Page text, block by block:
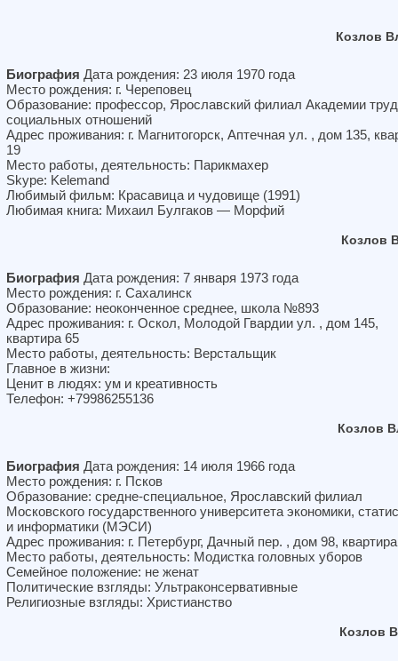
Козлов
Биография Дата рождения: 23 июля 1970 года
Место рождения: г. Череповец
Образование: профессор, Ярославский филиал Академии
социальных отношений
Адрес проживания: г. Магнитогорск, Аптечная ул. , дом 135,
19
Место работы, деятельность: Парикмахер
Skype: Kelemand
Любимый фильм: Красавица и чудовище (1991)
Любимая книга: Михаил Булгаков — Морфий
Козлов
Биография Дата рождения: 7 января 1973 года
Место рождения: г. Сахалинск
Образование: неоконченное среднее, школа №893
Адрес проживания: г. Оскол, Молодой Гвардии ул. , дом 145,
квартира 65
Место работы, деятельность: Верстальщик
Главное в жизни:
Ценит в людях: ум и креативность
Телефон: +79986255136
Козлов
Биография Дата рождения: 14 июля 1966 года
Место рождения: г. Псков
Образование: средне-специальное, Ярославский филиал
Московского государственного университета экономики,
и информатики (МЭСИ)
Адрес проживания: г. Петербург, Дачный пер. , дом 98,
Место работы, деятельность: Модистка головных уборов
Семейное положение: не женат
Политические взгляды: Ультраконсервативные
Религиозные взгляды: Христианство
Козлов